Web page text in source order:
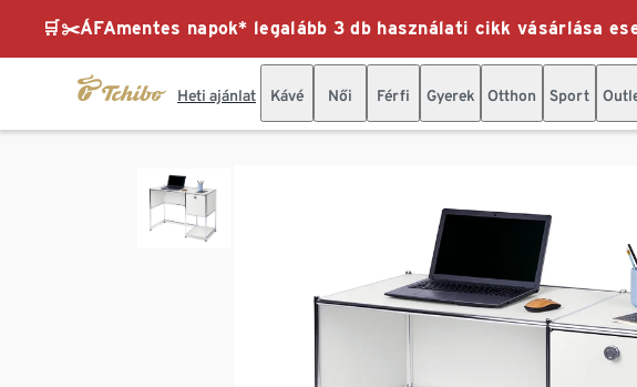
🛒✂️ÁFAmentes napok* legalább 3 db használati cikk vásárlása
Heti ajánlat Kávé Női Férfi Gyerek Otthon Sport